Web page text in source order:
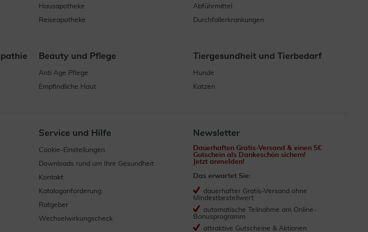
Hausapotheke
Reiseapotheke
Abführmittel
Durchfallerkrankungen
Beauty und Pflege
Anti Age Pflege
Empfindliche Haut
Tiergesundheit und Tierbedarf
Hunde
Katzen
Service und Hilfe
Cookie-Einstellungen
Downloads rund um Ihre Gesundheit
Kontakt
Kataloganforderung
Ratgeber
Wechselwirkungscheck
Newsletter
Dauerhaften Gratis-Versand & einen 5€
Gutschein als Dankeschön sichern!
Jetzt anmelden!
Das erwartet Sie:
dauerhafter Gratis-Versand ohne
Mindestbestellwert
automatische Teilnahme am Online-
Bonusprogramm
attraktive Gutscheine & Aktionen